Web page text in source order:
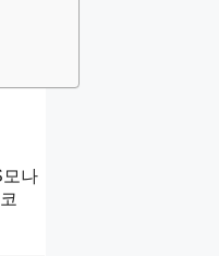
나
코